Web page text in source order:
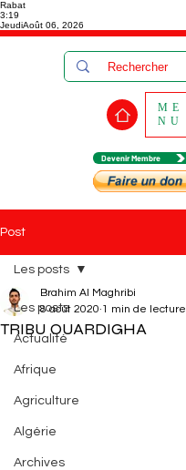
Rabat
3:19
JeudiAoût 06, 2026
Devenir Membre
ME
NU
Post
Les posts
Actualité
Afrique
Agriculture
Algérie
Archives
Les posts
TRIBU OUARDIGHA
Brahim Al Maghribi
8 août 2020 1 min de lecture